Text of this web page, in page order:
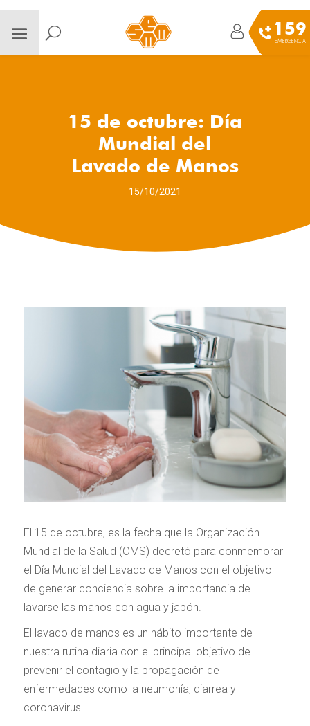
159
EMERGENCIA
15 de octubre: Día
Mundial del
Lavado de Manos
15/10/2021
El 15 de octubre, es la fecha que la Organización
Mundial de la Salud (OMS) decretó para conmemorar
el Día Mundial del Lavado de Manos con el objetivo
de generar conciencia sobre la importancia de
lavarse las manos con agua y jabón.
El lavado de manos es un hábito importante de
nuestra rutina diaria con el principal objetivo de
prevenir el contagio y la propagación de
enfermedades como la neumonía, diarrea y
coronavirus.